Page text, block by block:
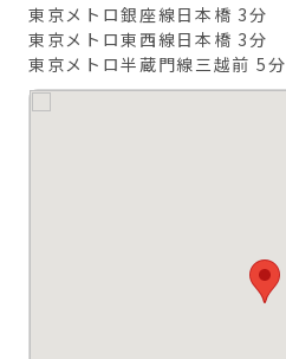
東京メトロ銀座線日本橋 3分
東京メトロ東西線日本橋 3分
東京メトロ半蔵門線三越前 5分